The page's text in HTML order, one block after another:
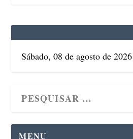
Sábado, 08 de agosto de 2026
MENU